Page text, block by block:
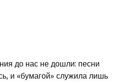
до нас не дошли: песни
и «бумагой» служила лишь